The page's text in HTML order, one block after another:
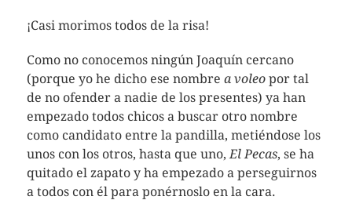
¡Casi morimos todos de la risa!
Como no conocemos ningún Joaquín cercano
(porque yo he dicho ese nombre a voleopor tal
de no ofender a nadie de los presentes) ya han
empezado todos chicos a buscar otro nombre
como candidato entre la pandilla, metiéndose los
unos con los otros, hasta que uno,El Pecas, se ha
quitado el zapato y ha empezado a perseguirnos
a todos con él para ponérnoslo en la cara.